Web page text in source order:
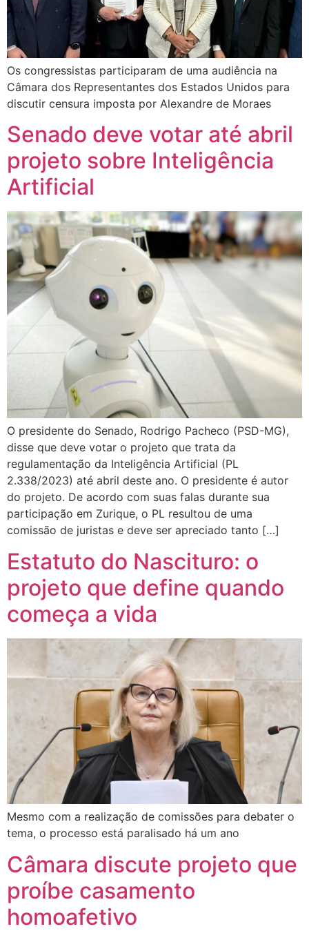
Os congressistas participaram de uma audiência na
Câmara dos Representantes dos Estados Unidos para
discutir censura imposta por Alexandre de Moraes
Senado deve votar até abril
projeto sobre Inteligência
Artificial
O presidente do Senado, Rodrigo Pacheco (PSD-MG),
disse que deve votar o projeto que trata da
regulamentação da Inteligência Artificial (PL
2.338/2023) até abril deste ano. O presidente é autor
do projeto. De acordo com suas falas durante sua
participação em Zurique, o PL resultou de uma
comissão de juristas e deve ser apreciado tanto […]
Estatuto do Nascituro: o
projeto que define quando
começa a vida
Mesmo com a realização de comissões para debater o
tema, o processo está paralisado há um ano
Câmara discute projeto que
proíbe casamento
homoafetivo